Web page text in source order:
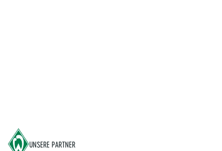
UNSERE PARTNER